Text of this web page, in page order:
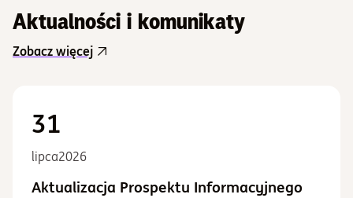
Aktualności i komunikaty
Zobacz więcej
31
lipca2026
Aktualizacja Prospektu Informacyjnego